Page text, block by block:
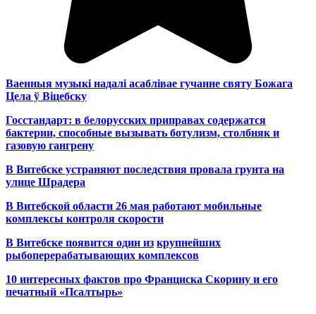
Ваенныя музыкі надалі асаблівае гучанне святу Божага
Цела ў Віцебску
Госстандарт: в белорусских приправах содержатся
бактерии, способные вызывать ботулизм, столбняк и
газовую гангрену
В Витебске устраняют последствия провала грунта на
улице Шрадера
В Витебской области 26 мая работают мобильные
комплексы контроля скорости
В Витебске появится один из крупнейших
рыбоперерабатывающих комплексов
10 интересных фактов про Франциска Скорину и его
печатный «Псалтырь»